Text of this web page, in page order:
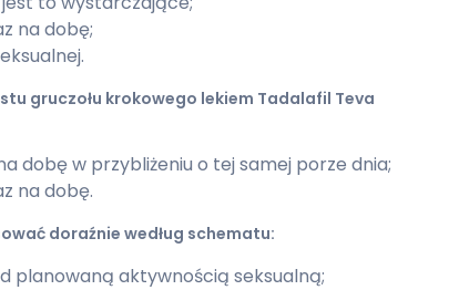
na dobę;
gruczołu krokowego lekiem Tadalafil Teva
dobę w przybliżeniu o tej samej porze dnia;
na dobę.
doraźnie według schematu:
planowaną aktywnością seksualną;